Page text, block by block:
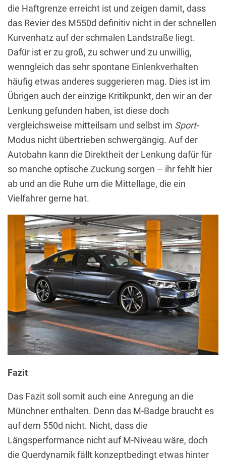
die Haftgrenze erreicht ist und zeigen damit, dass
das Revier des M550d definitiv nicht in der schnellen
Kurvenhatz auf der schmalen Landstraße liegt.
Dafür ist er zu groß, zu schwer und zu unwillig,
wenngleich das sehr spontane Einlenkverhalten
häufig etwas anderes suggerieren mag. Dies ist im
Übrigen auch der einzige Kritikpunkt, den wir an der
Lenkung gefunden haben, ist diese doch
vergleichsweise mitteilsam und selbst im Sport-
Modus nicht übertrieben schwergängig. Auf der
Autobahn kann die Direktheit der Lenkung dafür für
so manche optische Zuckung sorgen – ihr fehlt hier
ab und an die Ruhe um die Mittellage, die ein
Vielfahrer gerne hat.
Fazit
Das Fazit soll somit auch eine Anregung an die
Münchner enthalten. Denn das M-Badge braucht es
auf dem 550d nicht. Nicht, dass die
Längsperformance nicht auf M-Niveau wäre, doch
die Querdynamik fällt konzeptbedingt etwas hinter